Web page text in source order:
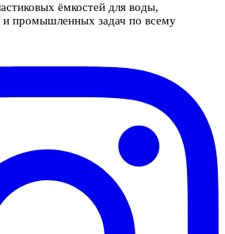
ёмкостей для воды,
и промышленных задач по всему